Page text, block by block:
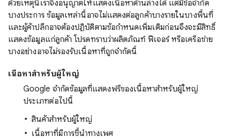
ด้วยเหตุนี้เราจึงอนุญาตให้แสดงเนื้อหาด้านล่างได้ แต่มีข้อจำกัด
บางประการ ข้อมูลเหล่านี้อาจไม่แสดงต่อลูกค้าบางรายในบางพื้นที่
และผู้ค้าปลีกอาจต้องปฏิบัติตามข้อกำหนดเพิ่มเติมก่อนจึงจะมีสิทธิ์
แสดงข้อมูลแก่ลูกค้า โปรดทราบว่าผลิตภัณฑ์ ฟีเจอร์ หรือเครือข่าย
บางอย่างอาจไม่รองรับเนื้อหาที่ถูกจำกัดนี้
เนื้อหาสำหรับผู้ใหญ่
Google จำกัดข้อมูลที่แสดงฟรีของเนื้อหาสำหรับผู้ใหญ่
ประเภทต่อไปนี้
สินค้าสำหรับผู้ใหญ่
เนื้อหาที่มีการชี้นำทางเพศ